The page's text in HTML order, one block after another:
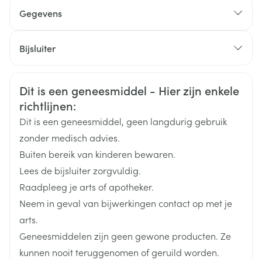
Zo nodig, kan de dosering worden verhoogd na min.
De gebruikelijke startdosering is 5 mg 1 x daags
verhoogd tot 20 mg 1 x daags
Bij voorkeur 's ochtends innemen zonder te kauwen,
met een kleine hoeveelheid vloeistof
De tablet kan in twee gelijke helften worden
gedeeld
Gegevens
Merken
Breedte 25 mm
Lengte
Diepte 48 mm
Verpakking
30
Bijsluiter
Veiligheidsinformatie
Dit is een geneesmiddel - Hier zijn enkele
richtlijnen:
Dit is een geneesmiddel, geen langdurig gebruik
zonder medisch advies.
Buiten bereik van kinderen bewaren.
Lees de bijsluiter zorgvuldig.
Raadpleeg je arts of apotheker.
Neem in geval van bijwerkingen contact op met je
arts.
Geneesmiddelen zijn geen gewone producten. Ze
kunnen nooit teruggenomen of geruild worden.